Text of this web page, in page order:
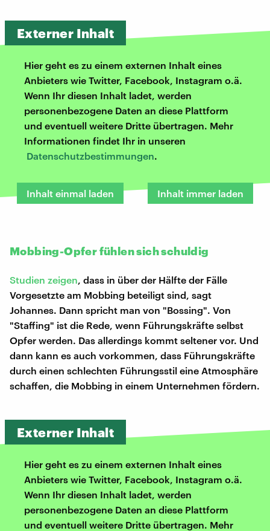
Externer Inhalt
Hier geht es zu einem externen Inhalt eines
Anbieters wie Twitter, Facebook, Instagram o.ä.
Wenn Ihr diesen Inhalt ladet, werden
personenbezogene Daten an diese Plattform
und eventuell weitere Dritte übertragen. Mehr
Informationen findet Ihr in unseren
Datenschutzbestimmungen.
Inhalt einmal laden Inhalt immer laden
Mobbing-Opfer fühlen sich schuldig
Studien zeigen , dass in über der Hälfte der Fälle
Vorgesetzte am Mobbing beteiligt sind, sagt
Johannes. Dann spricht man von "Bossing". Von
"Staffing" ist die Rede, wenn Führungskräfte selbst
Opfer werden. Das allerdings kommt seltener vor. Und
dann kann es auch vorkommen, dass Führungskräfte
durch einen schlechten Führungsstil eine Atmosphäre
schaffen, die Mobbing in einem Unternehmen fördern.
Externer Inhalt
Hier geht es zu einem externen Inhalt eines
Anbieters wie Twitter, Facebook, Instagram o.ä.
Wenn Ihr diesen Inhalt ladet, werden
personenbezogene Daten an diese Plattform
und eventuell weitere Dritte übertragen. Mehr